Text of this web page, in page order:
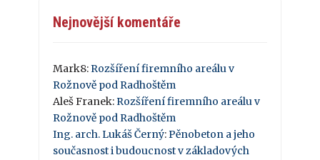
Nejnovější komentáře
Mark8:Rozšíření firemního areálu v
Rožnově pod Radhoštěm
Aleš Franek:Rozšíření firemního areálu v
Rožnově pod Radhoštěm
Ing. arch. Lukáš Černý:Pěnobeton a jeho
současnost i budoucnost v základových